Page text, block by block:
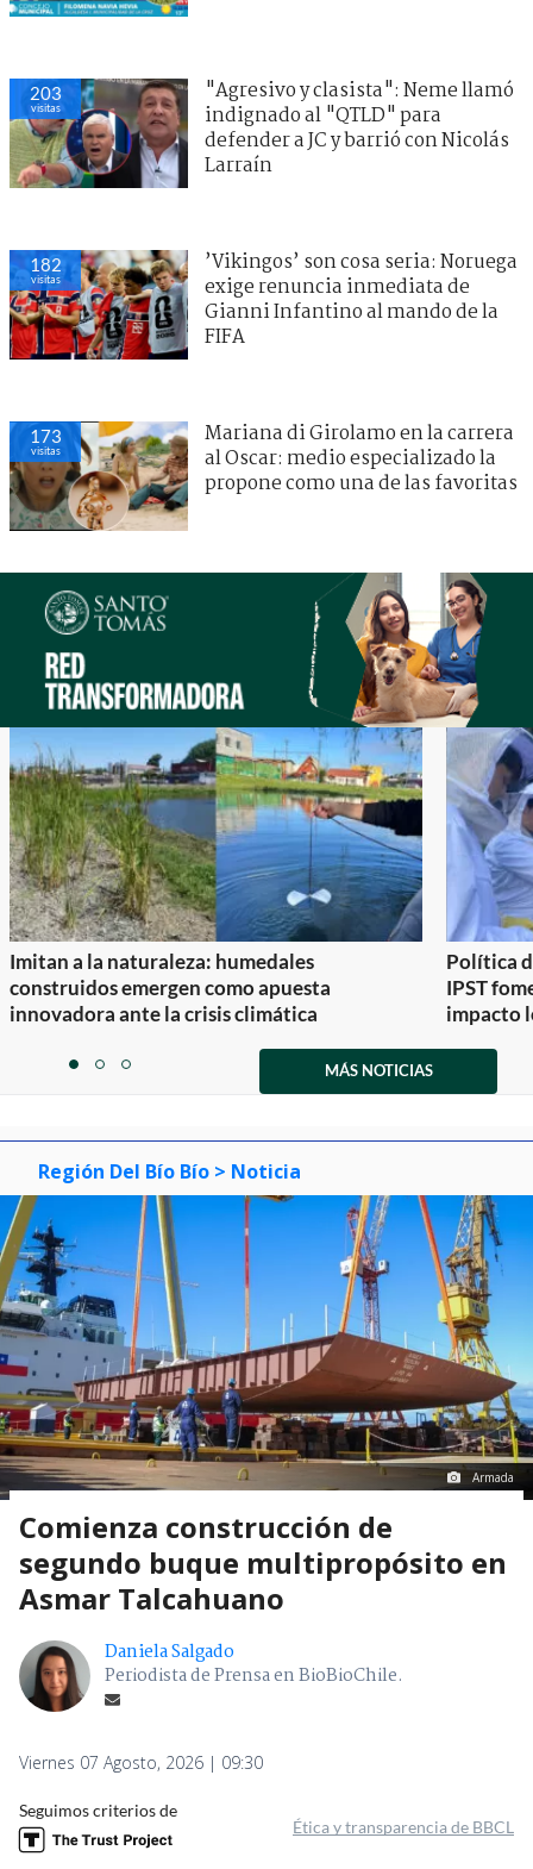
203
visitas
"Agresivo y clasista": Neme llamó
indignado al "QTLD" para
defender a JC y barrió con Nicolás
Larraín
182
visitas
’Vikingos’ son cosa seria: Noruega
exige renuncia inmediata de
Gianni Infantino al mando de la
FIFA
173
visitas
Mariana di Girolamo en la carrera
al Oscar: medio especializado la
propone como una de las favoritas
Imitan a la naturaleza: humedales
construidos emergen como apuesta
innovadora ante la crisis climática
Política
IPST
impacto
itemitemitem
MÁS NOTICIAS
Región Del Bío Bío > Noticia
Armada
Comienza construcción de
segundo buque multipropósito en
Asmar Talcahuano
Daniela Salgado
Periodista de Prensa en BioBioChile.
Viernes 07 Agosto, 2026 | 09:30
Seguimos criterios de
Ética y transparencia de BBCL